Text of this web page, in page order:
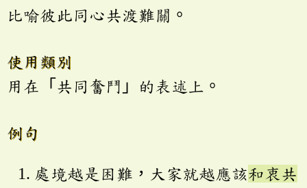
比喻彼此同心共渡難關。
使用類別
用在「共同奮鬥」的表述上。
例句
處境越是困難，大家就越應該和衷共